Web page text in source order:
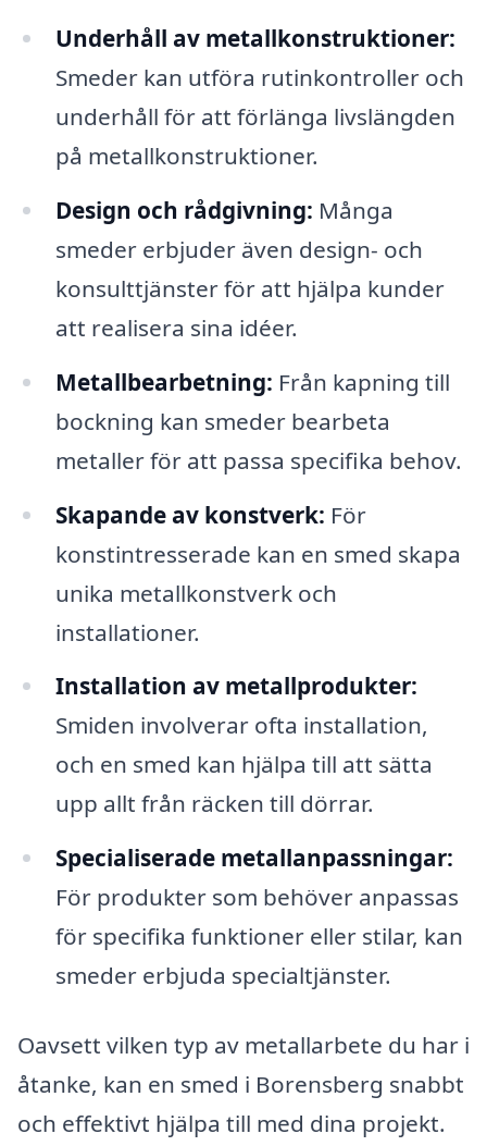
Underhåll av metallkonstruktioner:
Smeder kan utföra rutinkontroller och
underhåll för att förlänga livslängden
på metallkonstruktioner.
Design och rådgivning: Många
smeder erbjuder även design- och
konsulttjänster för att hjälpa kunder
att realisera sina idéer.
Metallbearbetning: Från kapning till
bockning kan smeder bearbeta
metaller för att passa specifika behov.
Skapande av konstverk: För
konstintresserade kan en smed skapa
unika metallkonstverk och
installationer.
Installation av metallprodukter:
Smiden involverar ofta installation,
och en smed kan hjälpa till att sätta
upp allt från räcken till dörrar.
Specialiserade metallanpassningar:
För produkter som behöver anpassas
för specifika funktioner eller stilar, kan
smeder erbjuda specialtjänster.
Oavsett vilken typ av metallarbete du har i
åtanke, kan en smed i Borensberg snabbt
och effektivt hjälpa till med dina projekt.